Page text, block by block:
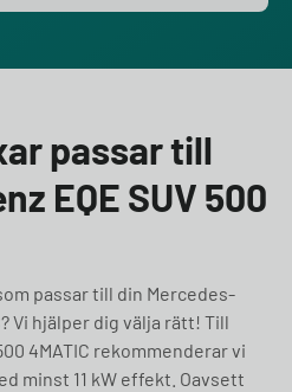
passar till
EQE SUV 500
passar till din Mercedes-
Vi hjälper dig välja rätt! Till
4MATIC rekommenderar vi
minst 11 kW effekt. Oavsett